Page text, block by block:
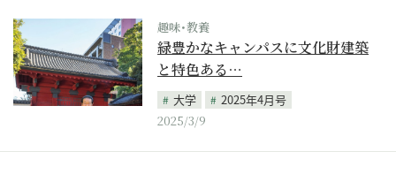
趣味･教養
緑豊かなキャンパスに文化財建築
と特色ある…
大学
2025年4月号
2025/3/9